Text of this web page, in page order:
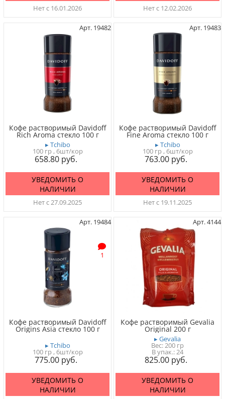
Нет с 16.01.2026 Нет с 12.02.2026
Арт. 19482
Кофе растворимый Davidoff
Rich Aroma стекло 100 г
▸ Tchibo
100 гр , 6шт/кор
658.80
УВЕДОМИТЬ О
НАЛИЧИИ
Нет с 27.09.2025
Арт. 19483
Кофе растворимый Davidoff
Fine Aroma стекло 100 г
▸ Tchibo
100 гр , 6шт/кор
763.00
УВЕДОМИТЬ О
НАЛИЧИИ
Нет с 19.11.2025
Арт. 19484
1
Кофе растворимый Davidoff
Origins Asia стекло 100 г
▸ Tchibo
100 гр , 6шт/кор
775.00
УВЕДОМИТЬ О
НАЛИЧИИ
Арт. 4144
Кофе растворимый Gevalia
Original 200 г
▸ Gevalia
Вес:200 гр
24
825.00
УВЕДОМИТЬ О
НАЛИЧИИ